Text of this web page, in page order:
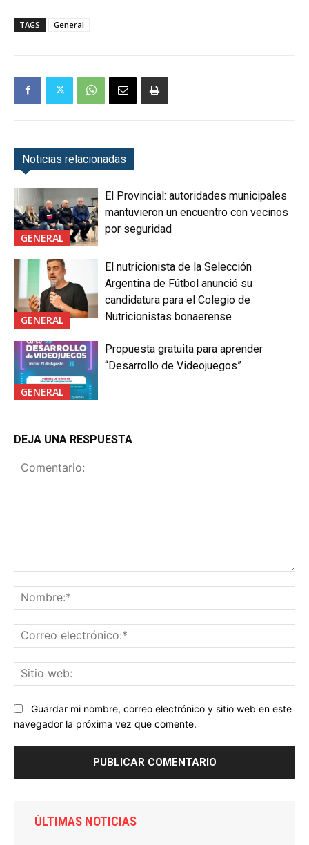
TAGS General
Noticias relacionadas
GENERAL
El Provincial: autoridades municipales
mantuvieron un encuentro con vecinos
por seguridad
GENERAL
El nutricionista de la Selección
Argentina de Fútbol anunció su
candidatura para el Colegio de
Nutricionistas bonaerense
GENERAL
Propuesta gratuita para aprender
“Desarrollo de Videojuegos”
DEJA UNA RESPUESTA
Guardar mi nombre, correo electrónico y sitio web en este
navegador la próxima vez que comente.
ÚLTIMAS NOTICIAS